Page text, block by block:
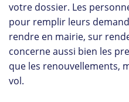
votre dossier. Les
pour remplir leurs
rendre en mairie, sur
concerne aussi bien les
que les renouvellements,
vol.